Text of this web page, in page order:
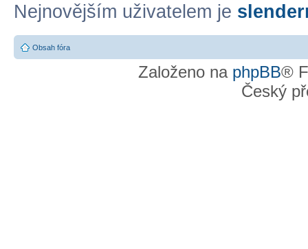
Nejnovějším uživatelem je
Obsah fóra
Založeno na phpBB®
Český